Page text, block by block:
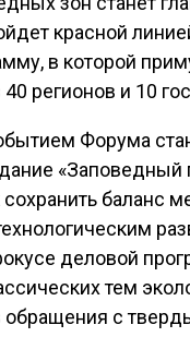
красной
в которой
регионов и 10
Форума
«Заповедный
сохранить баланс
деловой
тем
обращения с